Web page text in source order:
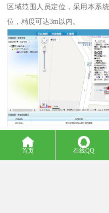
区域范围人员定位，采用本系
位，精度可达3m以内。
安全帽人员定位系统应用范围：
1、外勤人员定位考核：通过位
首页 在线QQ